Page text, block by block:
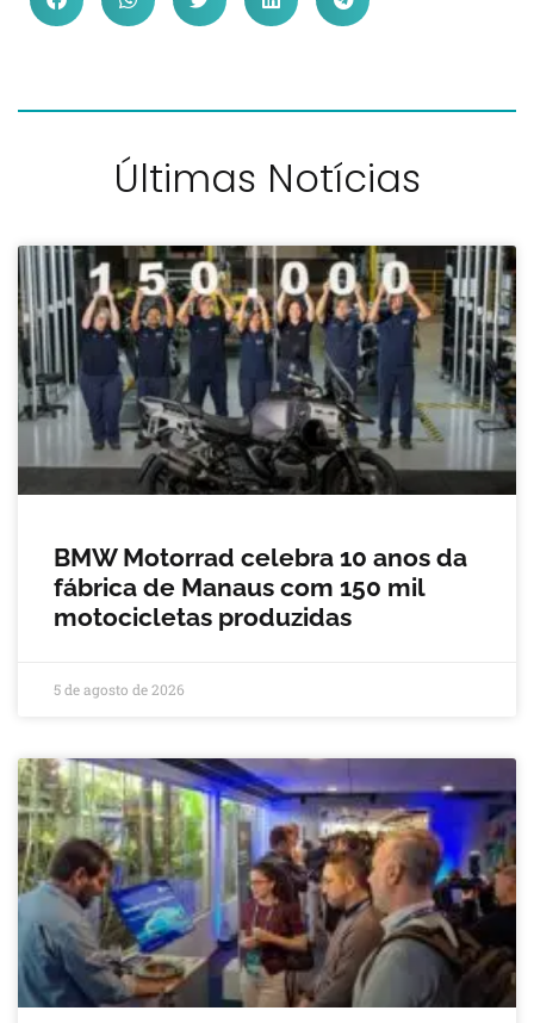
Últimas Notícias
BMW Motorrad celebra 10 anos da
fábrica de Manaus com 150 mil
motocicletas produzidas
5 de agosto de 2026